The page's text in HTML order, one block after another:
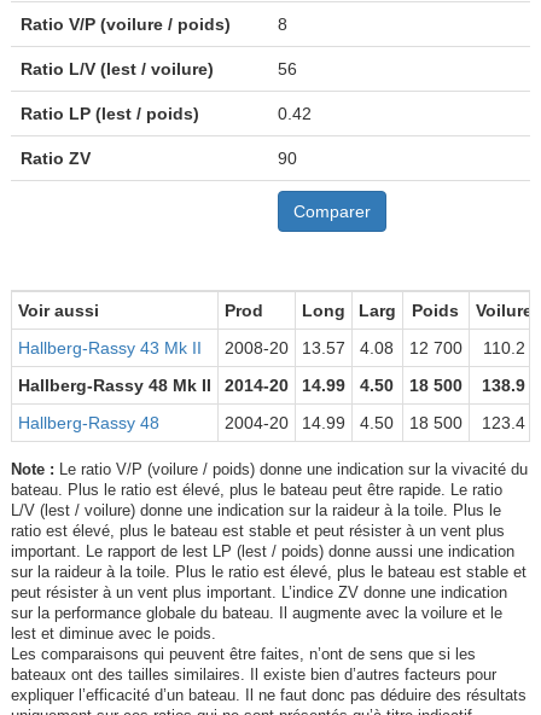
Ratio V/P (voilure / poids) 8
Ratio L/V (lest / voilure) 56
Ratio LP (lest / poids) 0.42
Ratio ZV 90
Comparer
Voir aussi Prod Long Larg Poids
Voilure
Hallberg-Rassy 43 Mk II
2008-20 13.57 4.08 12 700
110.2
Hallberg-Rassy 48 Mk II
2014-20 14.99 4.50 18 500
138.9
Hallberg-Rassy 48
2004-20 14.99 4.50 18 500 123.4
Note : Le ratio V/P (voilure / poids) donne une indication sur la vivacité du
bateau. Plus le ratio est élevé, plus le bateau peut être rapide. Le ratio
L/V (lest / voilure) donne une indication sur la raideur à la toile. Plus le
ratio est élevé, plus le bateau est stable et peut résister à un vent plus
important. Le rapport de lest LP (lest / poids) donne aussi une indication
sur la raideur à la toile. Plus le ratio est élevé, plus le bateau est stable et
peut résister à un vent plus important. L’indice ZV donne une indication
sur la performance globale du bateau. Il augmente avec la voilure et le
lest et diminue avec le poids.
Les comparaisons qui peuvent être faites, n’ont de sens que si les
bateaux ont des tailles similaires. Il existe bien d’autres facteurs pour
expliquer l’efficacité d’un bateau. Il ne faut donc pas déduire des résultats